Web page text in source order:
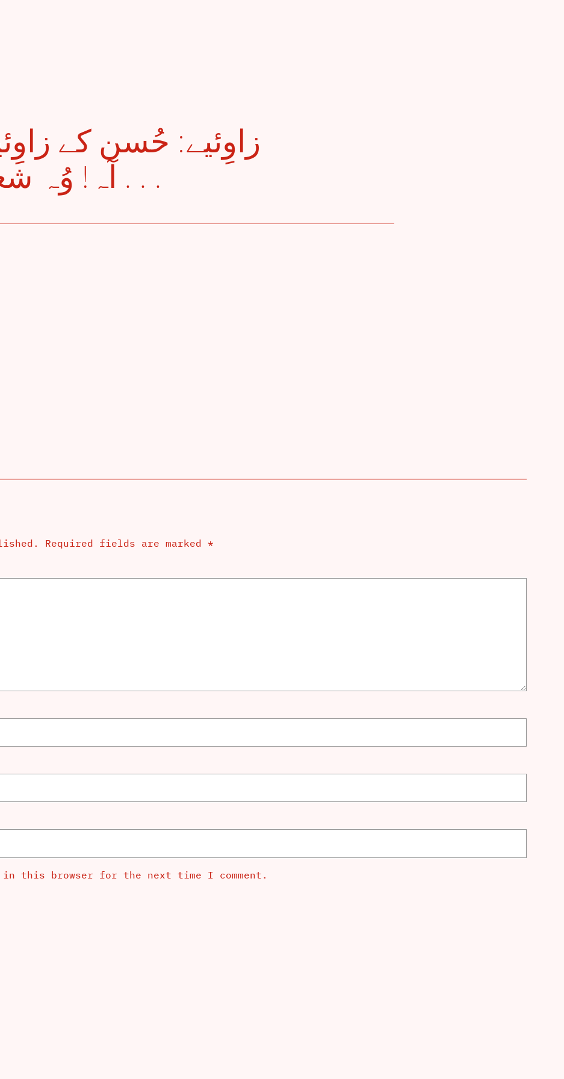
آہ! وُہ شعر جو چھُپانے پڑے . . .
Required fields are marked *
in this browser for the next time I comment.